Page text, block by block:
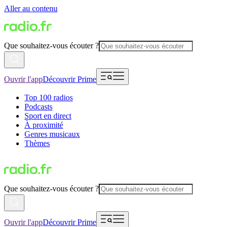
Aller au contenu
Que souhaitez-vous écouter ?
Ouvrir l'appDécouvrir Prime
Top 100 radios
Podcasts
Sport en direct
À proximité
Genres musicaux
Thèmes
Que souhaitez-vous écouter ?
Ouvrir l'appDécouvrir Prime